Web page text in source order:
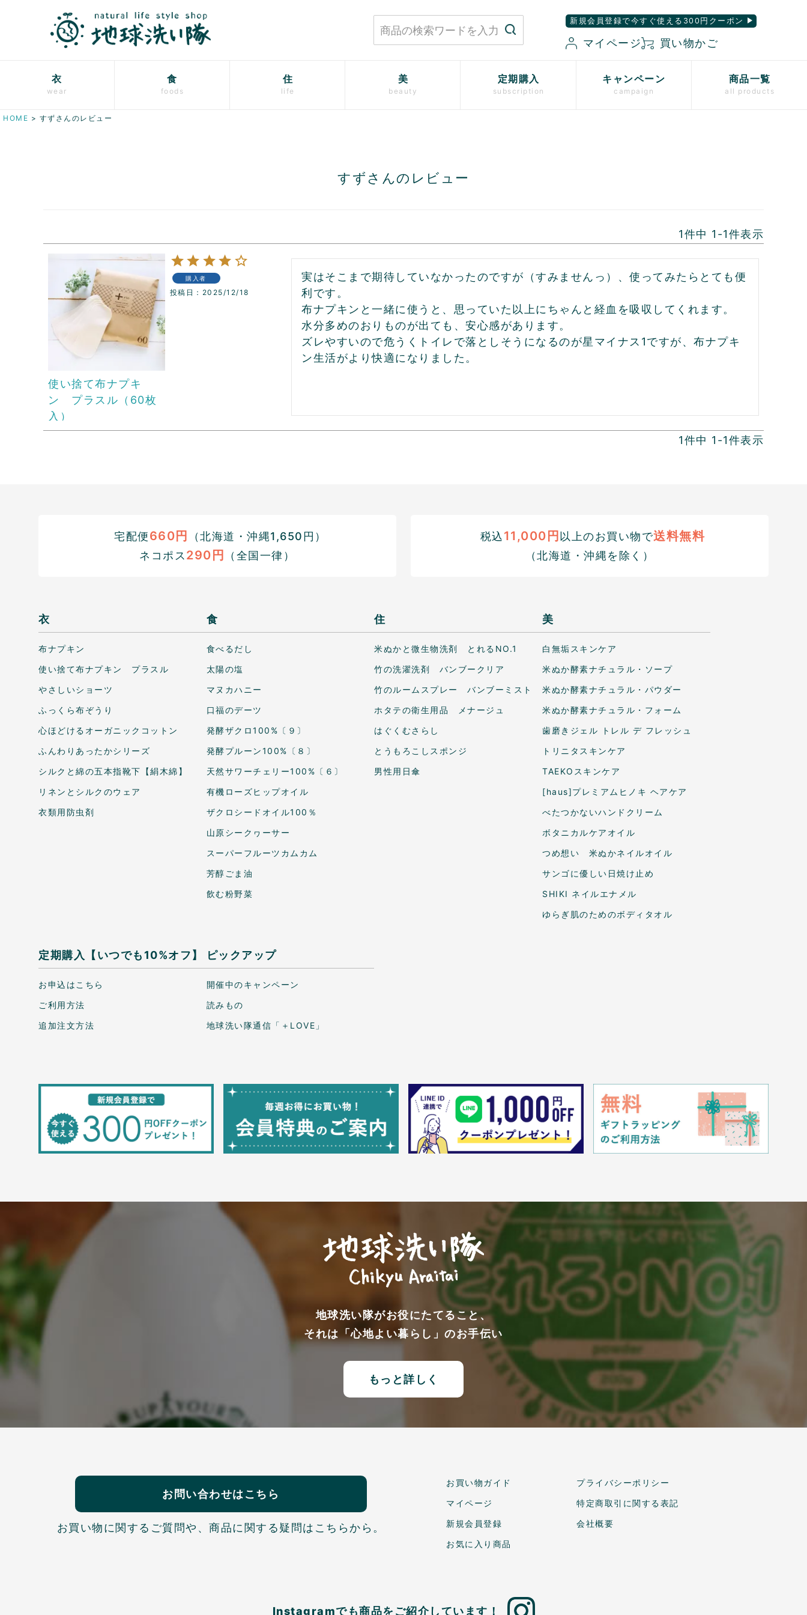
新規会員登録で今すぐ使える300円クーポン
マイページ 買い物かご
衣
wear
食
foods
住
life
美
beauty
定期購入
subscription
キャンペーン
campaign
商品一覧
all products
HOME すずさんのレビュー
すずさんのレビュー
1件中 1 -1件表示
使い捨て布ナプキ
ン プラスル（60枚
入）
購入者
投稿日 2025/12/18
実はそこまで期待していなかったのですが（すみませんっ）、使ってみたらとても便
利です。
布ナプキンと一緒に使うと、思っていた以上にちゃんと経血を吸収してくれます。
水分多めのおりものが出ても、安心感があります。
ズレやすいので危うくトイレで落としそうになるのが星マイナス1ですが、布ナプキ
1件中 1 -1件表示
宅配便660円
（北海道・沖縄1,650円）
ネコポス290円 （全国一律）
税込11,000円 以上のお買い物で送料無料
（北海道・沖縄を除く）
衣
布ナプキン
使い捨て布ナプキン プラスル
やさしいショーツ
ふっくら布ぞうり
心ほどけるオーガニックコットン
ふんわりあったかシリーズ
シルクと綿の五本指靴下【絹木綿】
リネンとシルクのウェア
衣類用防虫剤
食
食べるだし
太陽の塩
マヌカハニー
口福のデーツ
発酵ザクロ100%〔９〕
発酵プルーン100%〔８〕
天然サワーチェリー100%〔６〕
有機ローズヒップオイル
ザクロシードオイル100％
山原シークヮーサー
スーパーフルーツカムカム
芳醇ごま油
飲む粉野菜
住
米ぬかと微生物洗剤 とれるNO.1
竹の洗濯洗剤 バンブークリア
竹のルームスプレー バンブーミスト
ホタテの衛生用品 メナージュ
はぐくむさらし
とうもろこしスポンジ
男性用日傘
美
白無垢スキンケア
米ぬか酵素ナチュラル・ソープ
米ぬか酵素ナチュラル・パウダー
米ぬか酵素ナチュラル・フォーム
歯磨きジェル トレル デ フレッシュ
トリニタスキンケア
TAEKOスキンケア
[haus]プレミアムヒノキ ヘアケア
べたつかないハンドクリーム
ボタニカルケアオイル
つめ想い 米ぬかネイルオイル
サンゴに優しい日焼け止め
SHIKI ネイルエナメル
ゆらぎ肌のためのボディタオル
定期購入【いつでも10%オフ】
お申込はこちら
ご利用方法
追加注文方法
ピックアップ
開催中のキャンペーン
読みもの
地球洗い隊通信「＋LOVE」
地球洗い隊がお役にたてること、
それは「心地よい暮らし」のお手伝い
もっと詳しく
お問い合わせはこちら
お買い物に関するご質問や、商品に関する疑問はこちらから。
お買い物ガイド
マイページ
新規会員登録
お気に入り商品
プライバシーポリシー
特定商取引に関する表記
会社概要
Instagramでも商品を ご紹介しています！